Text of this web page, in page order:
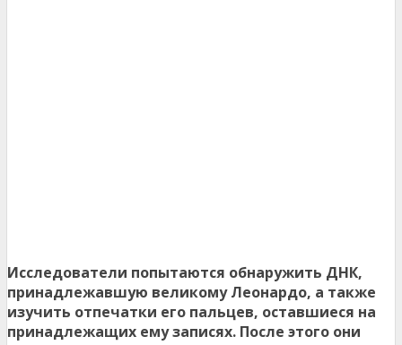
Исследователи попытаются обнаружить ДНК,
принадлежавшую великому Леонардо, а также
изучить отпечатки его пальцев, оставшиеся на
принадлежащих ему записях. После этого они